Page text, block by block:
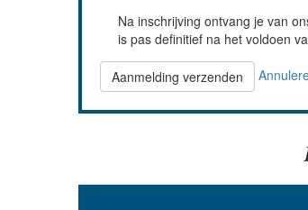
Na inschrijving ontvang je van
is pas definitief na het voldoen
Aanmelding verzenden